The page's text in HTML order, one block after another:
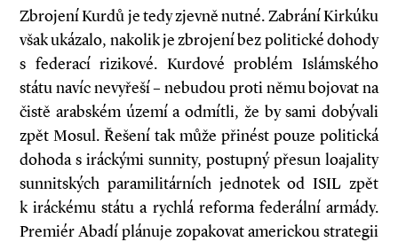
Zbrojení Kurdů je tedy zjevně nutné. Zabrání Kirkúku
však ukázalo, nakolik je zbrojení bez politické dohody
s federací rizikové. Kurdové problém Islámského
státu navíc nevyřeší – nebudou proti němu bojovat na
čistě arabském území a odmítli, že by sami dobývali
zpět Mosul. Řešení tak může přinést pouze politická
dohoda s iráckými sunnity, postupný přesun loajality
sunnitských paramilitárních jednotek od ISIL zpět
k iráckému státu a rychlá reforma federální armády.
Premiér Abadí plánuje zopakovat americkou strategii